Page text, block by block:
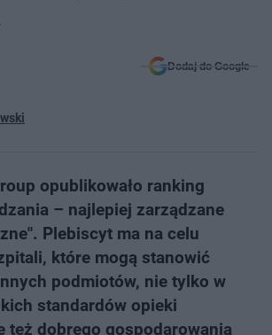
Dodaj do Google
opublikowało ranking
– najlepiej zarządzane
Plebiscyt ma na celu
które mogą stanowić
podmiotów, nie tylko w
standardów opieki
też dobrego gospodarowania